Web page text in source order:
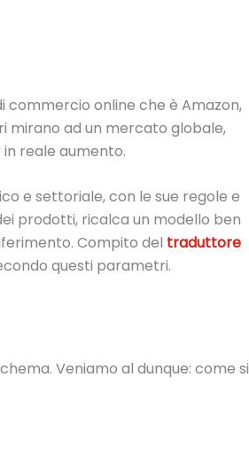
online che è Amazon,
ad un mercato globale,
in reale aumento.
e settoriale, con le sue regole e
prodotti, ricalca un modello ben
Compito del traduttore
questi parametri.
Veniamo al dunque: come si